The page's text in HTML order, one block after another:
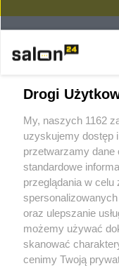
Drogi
My, naszych 1162
uzyskujemy dostęp
przetwarzamy dane
standardowe
przeglądania w
oraz ulepszanie
możemy używać
skanować
cenimy Twoją